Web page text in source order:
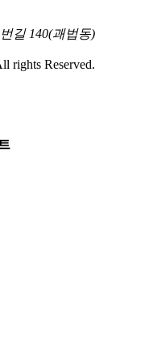
길 140(괘법동)
rights Reserved.